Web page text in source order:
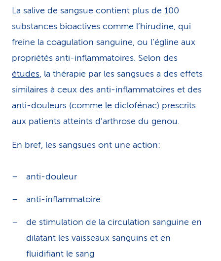
La salive de sangsue contient plus de 100
substances bioactives comme l’hirudine, qui
freine la coagulation sanguine, ou l’égline aux
propriétés anti-inflammatoires. Selon des
études, la thérapie par les sangsues a des effets
similaires à ceux des anti-inflammatoires et des
anti-douleurs (comme le diclofénac) prescrits
aux patients atteints d’arthrose du genou.
En bref, les sangsues ont une action:
anti-douleur
anti-inflammatoire
de stimulation de la circulation sanguine en
dilatant les vaisseaux sanguins et en
fluidifiant le sang